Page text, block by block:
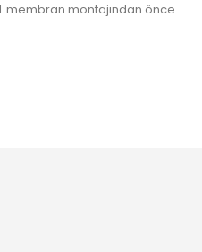
membran montajından önce